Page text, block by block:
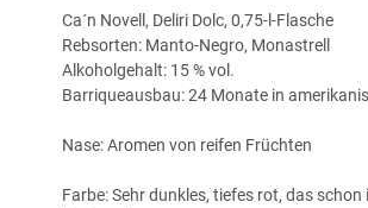
Ca´n Novell, Deliri Dolc, 0,75-l-Flasche
Rebsorten: Manto-Negro, Monastrell
Alkoholgehalt: 15 % vol.
Barriqueausbau: 24 Monate in
Nase: Aromen von reifen Früchten
Farbe: Sehr dunkles, tiefes rot, das schon